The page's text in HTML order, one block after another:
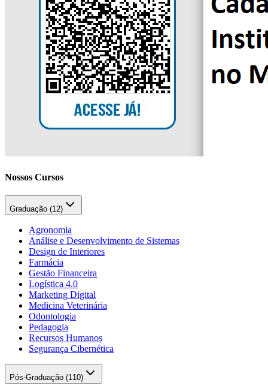
Nossos Cursos
Graduação (12)
Agronomia
Análise e Desenvolvimento de Sistemas
Design de Interiores
Farmácia
Gestão Financeira
Logística 4.0
Marketing Digital
Medicina Veterinária
Odontologia
Pedagogia
Recursos Humanos
Segurança Cibernética
Pós-Graduação (110)